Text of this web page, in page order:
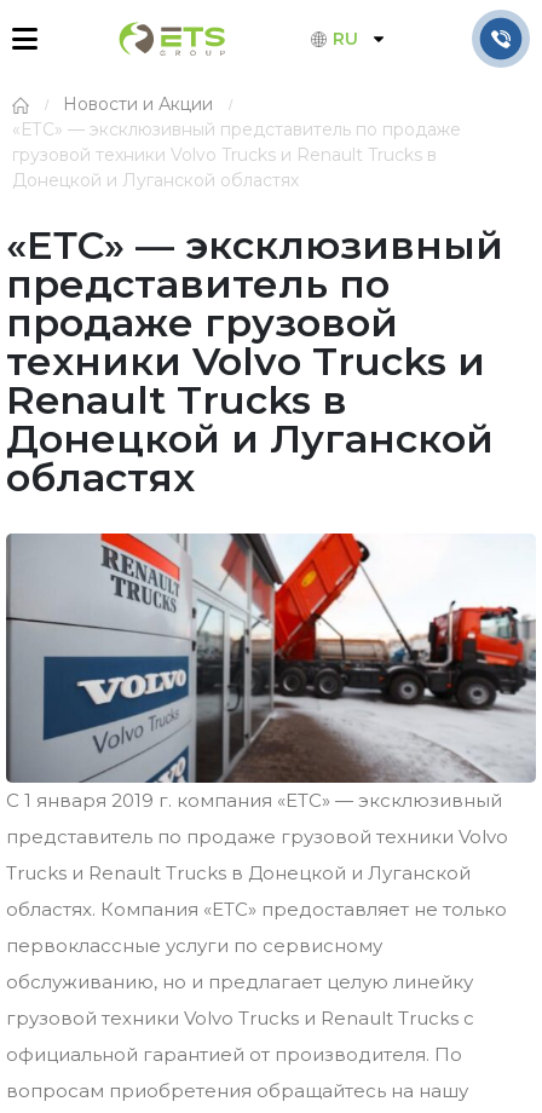
RU
Новости и Акции
«ЕТС» — эксклюзивный представитель по продаже
грузовой техники Volvo Trucks и Renault Trucks в
Донецкой и Луганской областях
«ЕТС» — эксклюзивный
представитель по
продаже грузовой
техники Volvo Trucks и
Renault Trucks в
Донецкой и Луганской
областях
С 1 января 2019 г. компания «ЕТС» — эксклюзивный
представитель по продаже грузовой техники Volvo
Trucks и Renault Trucks в Донецкой и Луганской
областях. Компания «ЕТС» предоставляет не только
первоклассные услуги по сервисному
обслуживанию, но и предлагает целую линейку
грузовой техники Volvo Trucks и Renault Trucks с
официальной гарантией от производителя. По
вопросам приобретения обращайтесь на нашу